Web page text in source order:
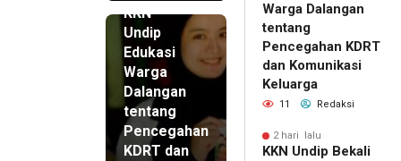
KKN
Undip
Edukasi
Warga
Dalangan
tentang
Pencegahan
KDRT dan
Warga Dalangan
tentang
Pencegahan KDRT
dan Komunikasi
Keluarga
11 Redaksi
2 hari lalu
KKN Undip Bekali